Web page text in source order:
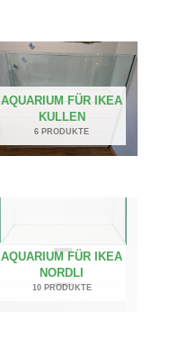
AQUARIUM FÜR IKEA
KULLEN
6 PRODUKTE
AQUARIUM FÜR IKEA
NORDLI
10 PRODUKTE